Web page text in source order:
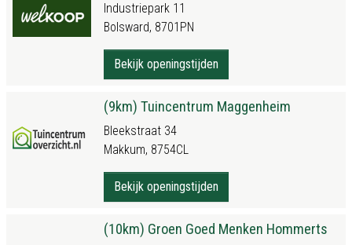
Industriepark 11
Bolsward, 8701PN
Bekijk openingstijden
(9km) Tuincentrum Maggenheim
Bleekstraat 34
Makkum, 8754CL
Bekijk openingstijden
(10km) Groen Goed Menken Hommerts